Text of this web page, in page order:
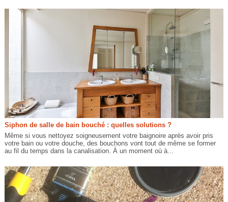
Siphon de salle de bain bouché : quelles solutions ?
Même si vous nettoyez soigneusement votre baignoire après avoir pris
votre bain ou votre douche, des bouchons vont tout de même se former
au fil du temps dans la canalisation. À un moment où à...